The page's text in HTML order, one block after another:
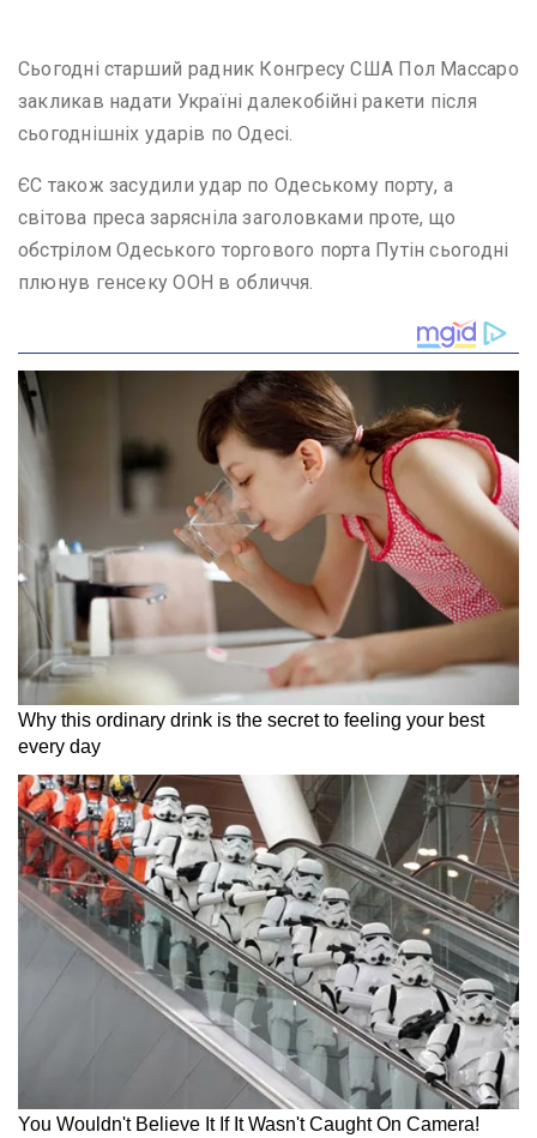
Сьогодні старший радник Конгресу США Пол Массаро
закликав надати Україні далекобійні ракети після
сьогоднішніх ударів по Одесі.
ЄС також засудили удар по Одеському порту, а
світова преса зарясніла заголовками проте, що
обстрілом Одеського торгового порта Путін сьогодні
плюнув генсеку ООН в обличчя.